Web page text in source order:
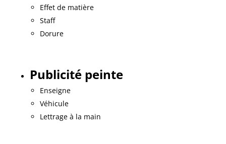
Effet de matière
Staff
Dorure
Publicité peinte
Enseigne
Véhicule
Lettrage à la main